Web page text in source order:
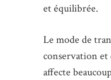
et équilibrée.
Le mode de
conservation et
affecte